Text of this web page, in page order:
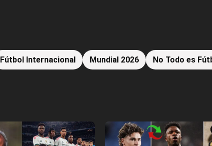
Fútbol Internacional Mundial 2026 No Todo es